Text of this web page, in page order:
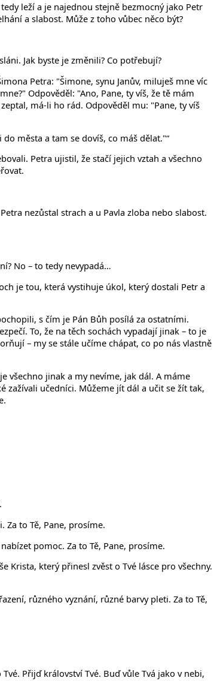
leží a je najednou stejně bezmocný jako Petr
a slabost. Může z toho vůbec něco být?
Jak byste je změnili? Co potřebují?
Petra: "Šimone, synu Janův, miluješ mne víc
Odpověděl: "Ano, Pane, ty víš, že tě mám
má-li ho rád. Odpověděl mu: "Pane, ty víš
města a tam se dovíš, co máš dělat."“
Petra ujistil, že stačí jejich vztah a všechno
nezůstal strach a u Pavla zloba nebo slabost.
No – to tedy nevypadá…
je tou, která vystihuje úkol, který dostali Petr a
s čím je Pán Bůh posílá za ostatními.
To, že na těch sochách vypadají jinak – to je
– my se stále učíme chápat, co po nás vlastně
všechno jinak a my nevíme, jak dál. A máme
zažívali učedníci. Můžeme jít dál a učit se žít tak,
to Tě, Pane, prosíme.
pomoc. Za to Tě, Pane, prosíme.
Krista, který přinesl zvěst o Tvé lásce pro všechny.
různého vyznání, různé barvy pleti. Za to Tě,
Přijď království Tvé. Buď vůle Tvá jako v nebi,